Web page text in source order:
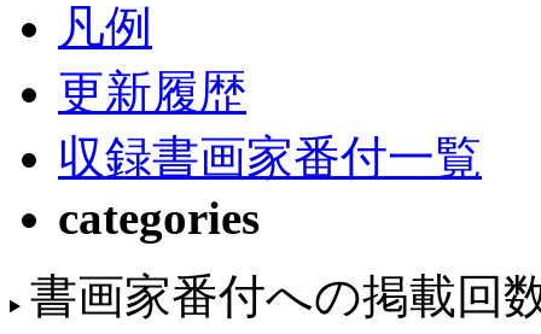
凡例
更新履歴
収録書画家番付一覧
categories
書画家番付への掲載回